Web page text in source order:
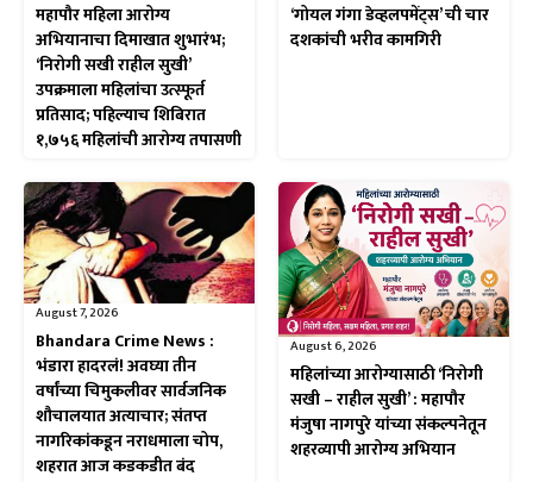
महापौर महिला आरोग्य
अभियानाचा दिमाखात शुभारंभ;
‘निरोगी सखी राहील सुखी’
उपक्रमाला महिलांचा उत्स्फूर्त
प्रतिसाद; पहिल्याच शिबिरात
१,७५६ महिलांची आरोग्य तपासणी
‘गोयल गंगा डेव्हलपमेंट्स’ ची चार
दशकांची भरीव कामगिरी
August 7, 2026
Bhandara Crime News :
भंडारा हादरलं! अवघ्या तीन
वर्षांच्या चिमुकलीवर सार्वजनिक
शौचालयात अत्याचार; संतप्त
नागरिकांकडून नराधमाला चोप,
शहरात आज कडकडीत बंद
August 6, 2026
महिलांच्या आरोग्यासाठी ‘निरोगी
सखी – राहील सुखी’ : महापौर
मंजुषा नागपुरे यांच्या संकल्पनेतून
शहरव्यापी आरोग्य अभियान